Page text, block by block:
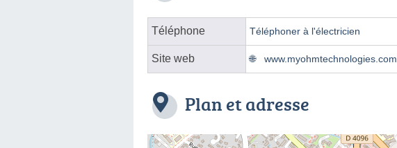
Téléphone Téléphoner à l'électricien
Site web www.myohmtechnologies.com
Plan et adresse